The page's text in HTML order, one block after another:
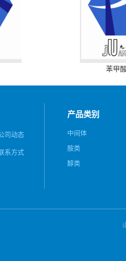
苯甲
司动态
系方式
产品类别
中间体
胺类
醇类